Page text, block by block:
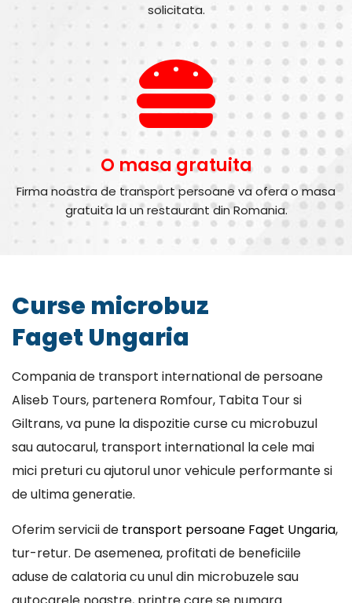
solicitata.
O masa gratuita
Firma noastra de transport persoane va ofera o masa
gratuita la un restaurant din Romania.
Curse microbuz
Faget Ungaria
Compania de transport international de persoane
Aliseb Tours, partenera Romfour, Tabita Tour si
Giltrans, va pune la dispozitie curse cu microbuzul
sau autocarul, transport international la cele mai
mici preturi cu ajutorul unor vehicule performante si
de ultima generatie.
Oferim servicii de transport persoane Faget Ungaria,
tur-retur. De asemenea, profitati de beneficiile
aduse de calatoria cu unul din microbuzele sau